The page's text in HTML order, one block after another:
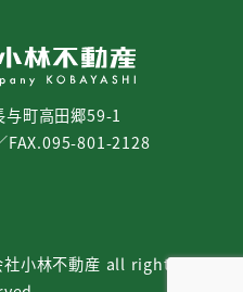
町高田郷59-1
FAX.095-801-2128
小林不動産 all rights